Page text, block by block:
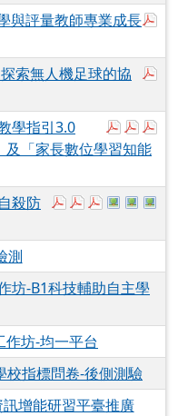
與評量教師專業成長
索無人機足球的協
於彈跳
於彈
學指引3.0
及「家長數位學習知能
於彈跳視窗觀看
於彈跳視窗
於彈跳視
於彈跳
於彈
殺防
測
坊-B1科技輔助自主學
作坊-均一平台
校指標問卷-後側測驗
增能研習平臺推廣